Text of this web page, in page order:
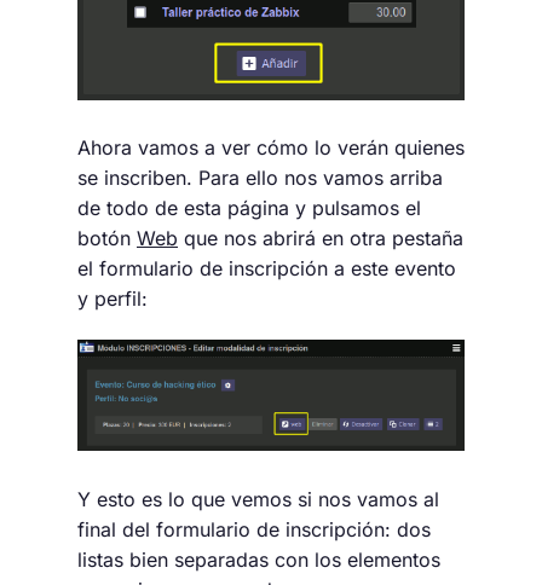
Ahora vamos a ver cómo lo verán quienes
se inscriben. Para ello nos vamos arriba
de todo de esta página y pulsamos el
botón Web que nos abrirá en otra pestaña
el formulario de inscripción a este evento
y perfil:
Y esto es lo que vemos si nos vamos al
final del formulario de inscripción: dos
listas bien separadas con los elementos